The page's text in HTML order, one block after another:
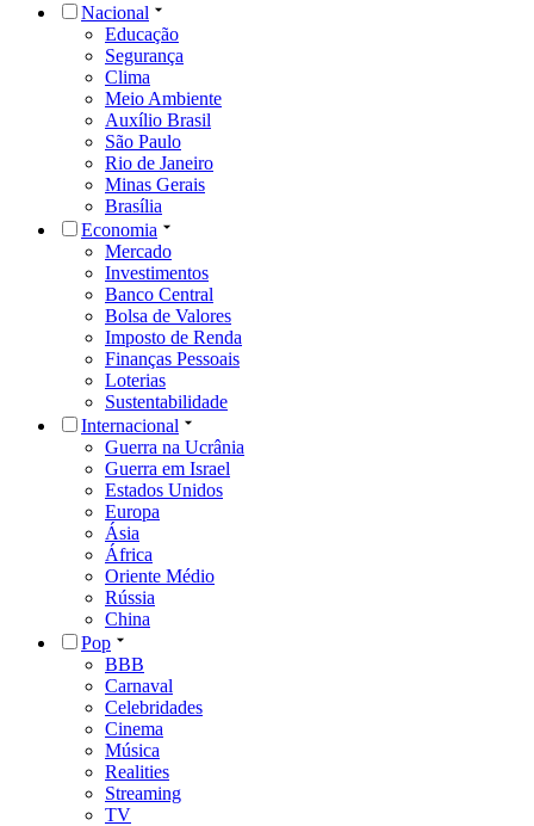
Nacional
Educação
Segurança
Clima
Meio Ambiente
Auxílio Brasil
São Paulo
Rio de Janeiro
Minas Gerais
Brasília
Economia
Mercado
Investimentos
Banco Central
Bolsa de Valores
Imposto de Renda
Finanças Pessoais
Loterias
Sustentabilidade
Internacional
Guerra na Ucrânia
Guerra em Israel
Estados Unidos
Europa
Ásia
África
Oriente Médio
Rússia
China
Pop
BBB
Carnaval
Celebridades
Cinema
Música
Realities
Streaming
TV